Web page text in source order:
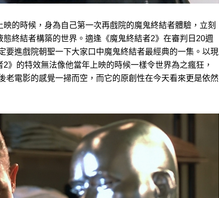
的時候，身為自己第一次再戲院的魔鬼終結者體驗，立刻
終結者構築的世界。適逢《魔鬼終結者2》在審判日20週
要進戲院朝聖一下大家口中魔鬼終結者最經典的一集。以現
》的特效無法像他當年上映的時候一樣令世界為之瘋狂，
老電影的感覺一掃而空，而它的原創性在今天看來更是依然